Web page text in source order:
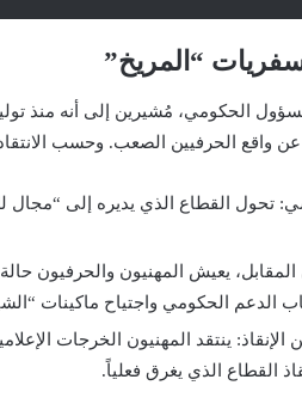
الحكومي، مُشيرين إلى أنه منذ
عن واقع الحرفيين الصعب. وحسب
تحول القطاع الذي يديره إلى
المقابل، يعيش المهنيون والحرفيون
الدعم الحكومي واجتياح ماكينات
ينتقد المهنيون الخرجات
القطاع الذي يغرق فعلياً.